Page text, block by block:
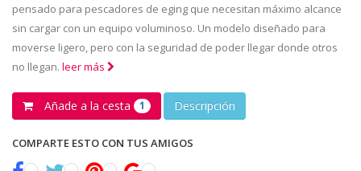
pensado para pescadores de eging que necesitan máximo alcance
sin cargar con un equipo voluminoso. Un modelo diseñado para
moverse ligero, pero con la seguridad de poder llegar donde otros
no llegan. leer más
Añade a la cesta 1 Descripción
COMPARTE ESTO CON TUS AMIGOS